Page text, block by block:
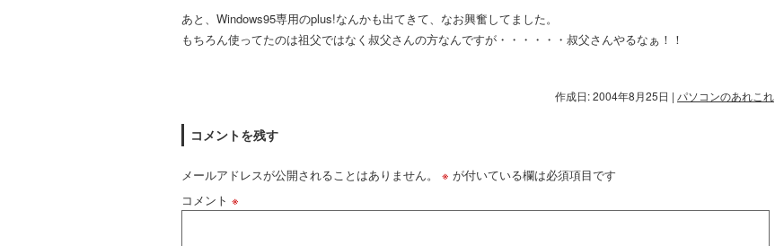
あと、Windows95専用のplus!なんかも出てきて、なお興奮してました。
もちろん使ってたのは祖父ではなく叔父さんの方なんですが・・・・・・叔父さんやるなぁ！！
作成日: 2004年8月25日 | パソコンのあれこれ
コメントを残す
メールアドレスが公開されることはありません。 ※ が付いている欄は必須項目です
コメント ※